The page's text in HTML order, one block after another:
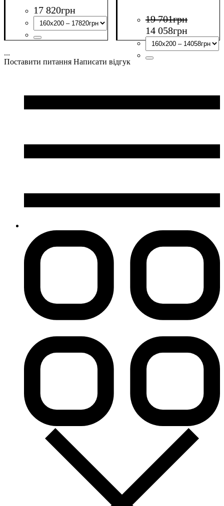
17 820грн
19 701грн
14 058грн
...
Поставити питання Написати відгук